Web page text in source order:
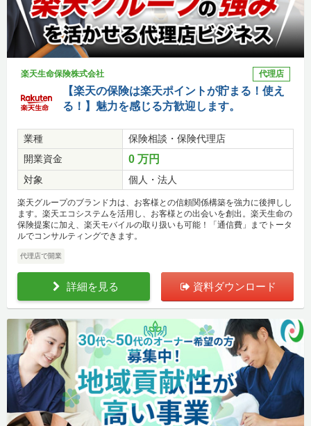
楽天生命保険株式会社 代理店
【楽天の保険は楽天ポイントが貯まる！使え
る！】魅力を感じる方歓迎します。
業種
保険相談・保険代理店
開業資金
0 万円
対象 個人・法人
楽天グループのブランド力は、お客様との信頼関係構築を強力に後押しし
ます。楽天エコシステムを活用し、お客様との出会いを創出。楽天生命の
保険提案に加え、楽天モバイルの取り扱いも可能！「通信費」までトータ
ルでコンサルティングできます。
代理店で開業
詳細を見る 資料ダウンロード